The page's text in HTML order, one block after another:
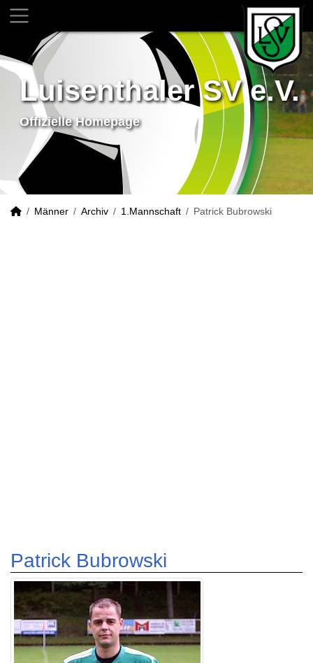
Luisenthaler SV e.V.
Offizielle Homepage
Männer Archiv 1.Mannschaft Patrick Bubrowski
Patrick Bubrowski